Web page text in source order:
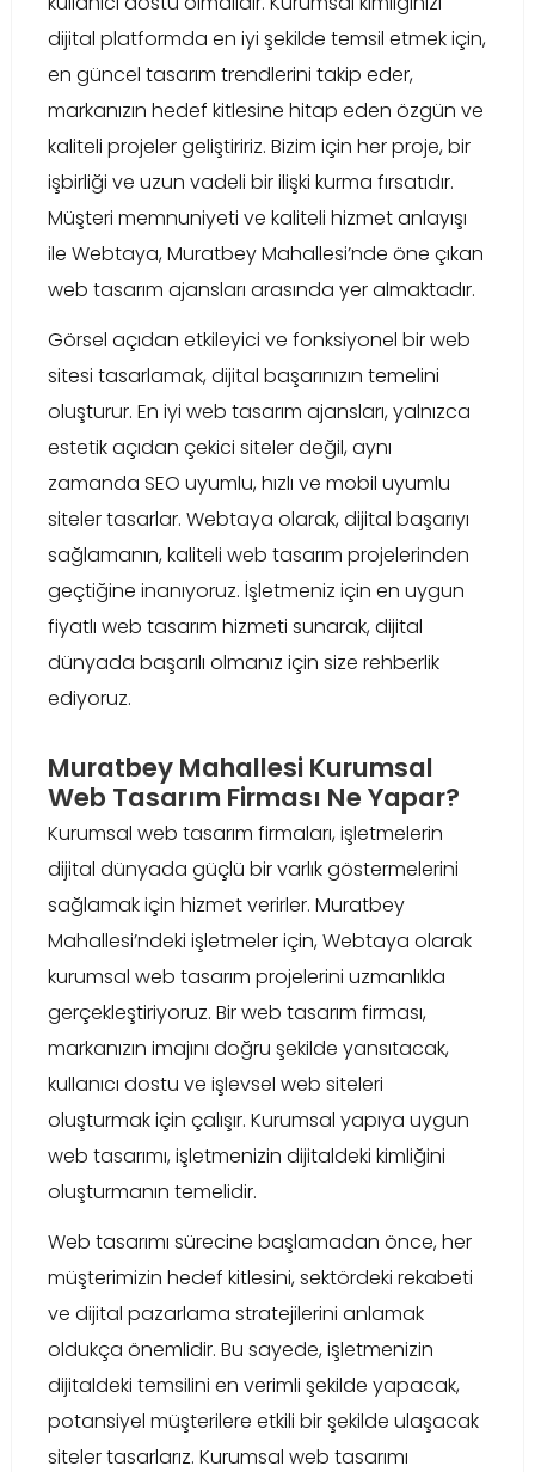
dijital platformda en iyi şekilde temsil etmek için,
en güncel tasarım trendlerini takip eder,
markanızın hedef kitlesine hitap eden özgün ve
kaliteli projeler geliştiririz. Bizim için her proje, bir
işbirliği ve uzun vadeli bir ilişki kurma fırsatıdır.
Müşteri memnuniyeti ve kaliteli hizmet anlayışı
ile Webtaya, Muratbey Mahallesi’nde öne çıkan
web tasarım ajansları arasında yer almaktadır.
Görsel açıdan etkileyici ve fonksiyonel bir web
sitesi tasarlamak, dijital başarınızın temelini
oluşturur. En iyi web tasarım ajansları, yalnızca
estetik açıdan çekici siteler değil, aynı
zamanda SEO uyumlu, hızlı ve mobil uyumlu
siteler tasarlar. Webtaya olarak, dijital başarıyı
sağlamanın, kaliteli web tasarım projelerinden
geçtiğine inanıyoruz. İşletmeniz için en uygun
fiyatlı web tasarım hizmeti sunarak, dijital
dünyada başarılı olmanız için size rehberlik
ediyoruz.
Muratbey Mahallesi Kurumsal
Web Tasarım Firması Ne Yapar?
Kurumsal web tasarım firmaları, işletmelerin
dijital dünyada güçlü bir varlık göstermelerini
sağlamak için hizmet verirler. Muratbey
Mahallesi’ndeki işletmeler için, Webtaya olarak
kurumsal web tasarım projelerini uzmanlıkla
gerçekleştiriyoruz. Bir web tasarım firması,
markanızın imajını doğru şekilde yansıtacak,
kullanıcı dostu ve işlevsel web siteleri
oluşturmak için çalışır. Kurumsal yapıya uygun
web tasarımı, işletmenizin dijitaldeki kimliğini
oluşturmanın temelidir.
Web tasarımı sürecine başlamadan önce, her
müşterimizin hedef kitlesini, sektördeki rekabeti
ve dijital pazarlama stratejilerini anlamak
oldukça önemlidir. Bu sayede, işletmenizin
dijitaldeki temsilini en verimli şekilde yapacak,
potansiyel müşterilere etkili bir şekilde ulaşacak
siteler tasarlarız. Kurumsal web tasarımı